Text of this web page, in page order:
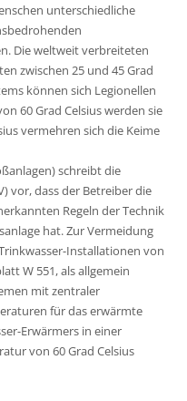
unterschiedliche
Die weltweit verbreiteten
zwischen 25 und 45 Grad
können sich Legionellen
60 Grad Celsius werden sie
vermehren sich die Keime
schreibt die
vor, dass der Betreiber die
Regeln der Technik
hat. Zur Vermeidung
Installationen von
W 551, als allgemein
mit zentraler
für das erwärmte
Erwärmers in einer
von 60 Grad Celsius